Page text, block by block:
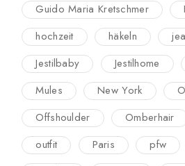
Guido Maria Kretschmer
hochzeit
häkeln
Jestilbaby
Jestilhome
Mules
New York
Offshoulder
Omberhair
outfit
Paris pfw